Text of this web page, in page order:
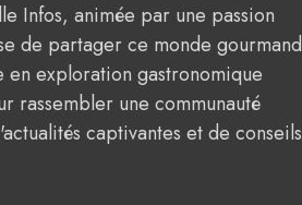
Infos, animée par une passion
de partager ce monde gourmand
exploration gastronomique
rassembler une communauté
captivantes et de conseils